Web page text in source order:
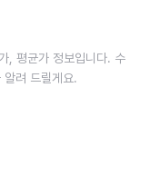
, 평균가 정보입니다. 수
알려 드릴게요.